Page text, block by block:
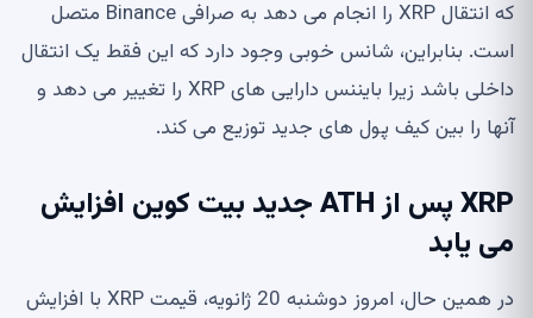
که انتقال XRP را انجام می دهد به صرافی Binance متصل
است. بنابراین، شانس خوبی وجود دارد که این فقط یک انتقال
داخلی باشد زیرا بایننس دارایی های XRP را تغییر می دهد و
آنها را بین کیف پول های جدید توزیع می کند.
XRP پس از ATH جدید بیت کوین افزایش
می یابد
در همین حال، امروز دوشنبه 20 ژانویه، قیمت XRP با افزایش